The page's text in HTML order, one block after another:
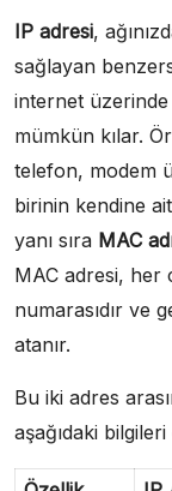
IP adresi,
sağlayan
internet üzerinde
mümkün kılar.
telefon, modem
birinin kendine
yanı sıra MAC
MAC adresi, her
numarasıdır ve
atanır.
Bu iki adres
aşağıdaki